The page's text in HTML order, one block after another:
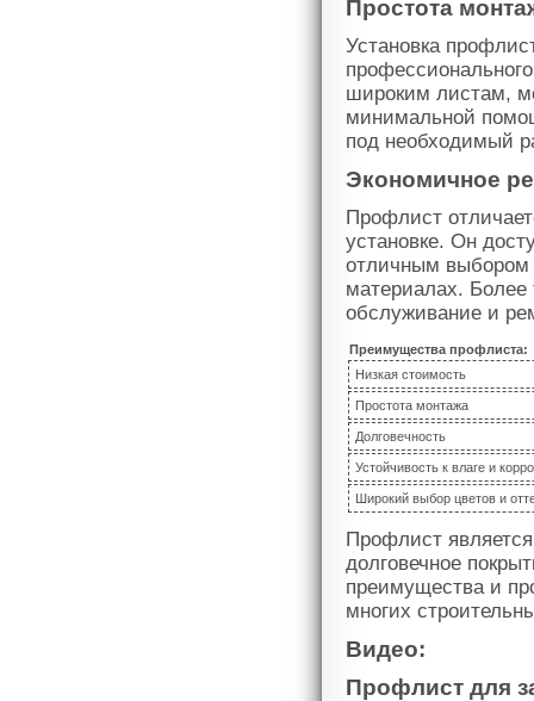
Простота
Установка
широким листам,
минимальной
под необходимый
Экономичное
Профлист
установке. Он
отличным выбором
материалах. Более
обслуживание и
Преимущества профлиста:
Низкая стоимость
Простота монтажа
Долговечность
Устойчивость к влаге и
Широкий выбор цветов и
Профлист
долговечное
преимущества и
многих
Видео:
Профлист для